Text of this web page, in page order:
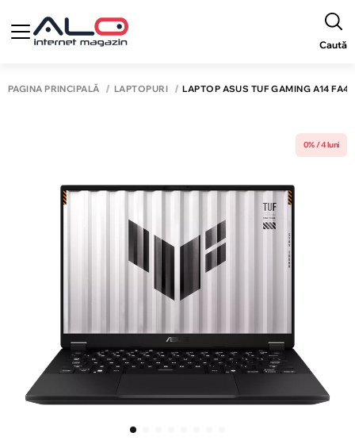
Caută
PAGINA PRINCIPALĂ LAPTOPURI LAPTOP ASUS TUF GAMING A14
0% / 4 luni